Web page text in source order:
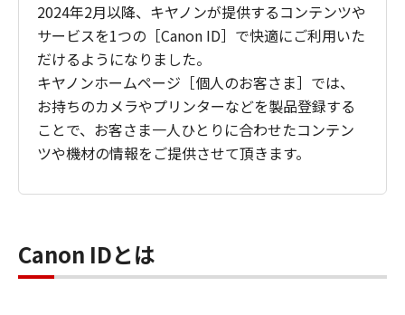
2024年2月以降、キヤノンが提供するコンテンツや
サービスを1つの［Canon ID］で快適にご利用いた
だけるようになりました。
キヤノンホームページ［個人のお客さま］では、
お持ちのカメラやプリンターなどを製品登録する
ことで、お客さま一人ひとりに合わせたコンテン
ツや機材の情報をご提供させて頂きます。
Canon IDとは